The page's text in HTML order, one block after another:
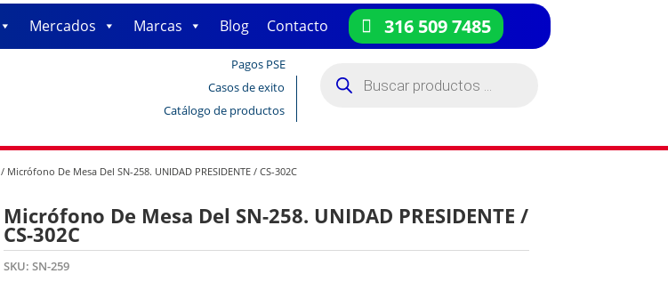
Mercados Marcas Blog Contacto 316 509 7485
Pagos PSE
Casos de exito
Catálogo de productos
productos
/ Micrófono De Mesa Del SN-258. UNIDAD PRESIDENTE / CS-302C
Micrófono De Mesa Del SN-258. UNIDAD PRESIDENTE /
CS-302C
SKU: SN-259